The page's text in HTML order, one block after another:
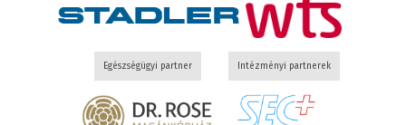
Egészségügyi partner Intézményi partnerek